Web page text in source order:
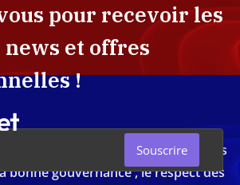
pour recevoir les
et offres
!
Souscrire
ivoirien résolument engagé dans
bonne gouvernance , le respect des